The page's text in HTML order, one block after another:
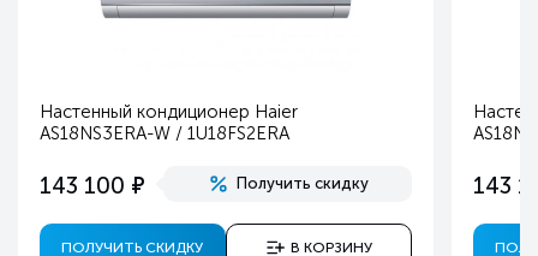
Настенный кондиционер Haier
AS18NS3ERA-W / 1U18FS2ERA
143 100 е Получить скидку
ПОЛУЧИТЬ СКИДКУ В КОРЗИНУ
143